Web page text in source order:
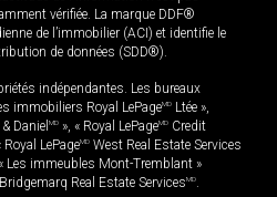
vérifiée. La marque DDF®
de l’immobilier (ACI) et identifie le
de données (SDD®).
indépendantes. Les bureaux
immobiliers Royal LePageMD Ltée »,
Daniel MD », « Royal LePageMD Credit
Royal LePageMD West Real Estate Services
Les immeubles Mont-Tremblant »
Real Estate ServicesMD.